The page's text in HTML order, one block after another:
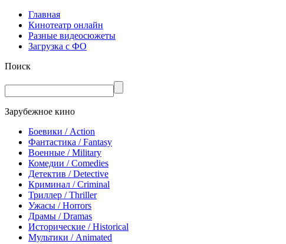
Главная
Кинотеатр онлайн
Разные видеосюжеты
Загрузка с ФО
Поиск
Зарубежное кино
Боевики / Action
Фантастика / Fantasy
Военные / Military
Комедии / Comedies
Детектив / Detective
Криминал / Criminal
Триллер / Thriller
Ужасы / Horrors
Драмы / Dramas
Исторические / Historical
Мультики / Animated